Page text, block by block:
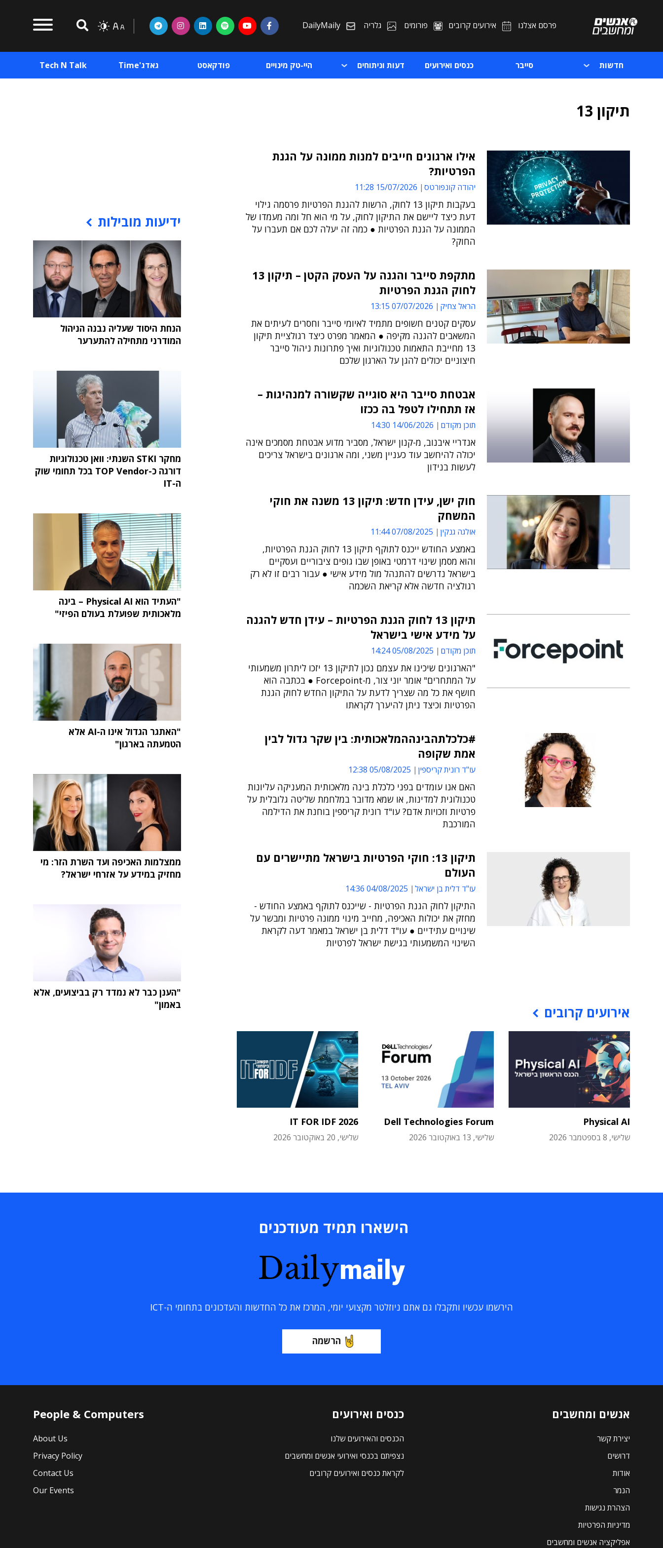
פרסם אצלנו אירועים קרובים פורומים גלריה DailyMaily
חדשות סייבר כנסים ואירועים דעות וניתוחים היי-טק מינויים פודקאסט גאדג'Time Tech N Talk
תיקון 13
אילו ארגונים חייבים למנות ממונה על הגנת
הפרטיות?
יהודה קונפורטס 15/07/2026 11:28
בעקבות תיקון 13 לחוק, הרשות להגנת הפרטיות פרסמה גילוי
דעת כיצד ליישם את התיקון לחוק, על מי הוא חל ומה מעמדו של
הממונה על הגנת הפרטיות ● כמה זה יעלה לכם אם תעברו על
החוק?
מתקפת סייבר והגנה על העסק הקטן – תיקון 13
לחוק הגנת הפרטיות
הראל צחיק 07/07/2026 13:15
עסקים קטנים חשופים מתמיד לאיומי סייבר וחסרים לעיתים את
המשאבים להגנה מקיפה ● המאמר מפרט כיצד רגולציית תיקון
13 מחייבת התאמות טכנולוגיות ואיך פתרונות ניהול סייבר
חיצוניים יכולים להגן על הארגון שלכם
אבטחת סייבר היא סוגייה שקשורה למנהיגות –
אז תתחילו לטפל בה ככזו
תוכן מקודם 14/06/2026 14:30
אנדריי איבנוב, מ-קנון ישראל, מסביר מדוע אבטחת מסמכים אינה
יכולה להיחשב עוד כעניין משני, ומה ארגונים בישראל צריכים
לעשות בנידון
חוק ישן, עידן חדש: תיקון 13 משנה את חוקי
המשחק
אולגה גנקין 07/08/2025 11:44
באמצע החודש ייכנס לתוקף תיקון 13 לחוק הגנת הפרטיות,
והוא מסמן שינוי דרמטי באופן שבו גופים ציבוריים ועסקיים
בישראל נדרשים להתנהל מול מידע אישי ● עבור רבים זו לא רק
רגולציה חדשה אלא קריאת השכמה
תיקון 13 לחוק הגנת הפרטיות – עידן חדש להגנה
על מידע אישי בישראל
תוכן מקודם 05/08/2025 14:24
"הארגונים שיכינו את עצמם נכון לתיקון 13 יזכו ליתרון משמעותי
על המתחרים" אומר יוני צור, מ-Forcepoint ● בכתבה הוא
חושף את כל מה שצריך לדעת על התיקון החדש לחוק הגנת
הפרטיות וכיצד ניתן להיערך לקראתו
#כלכלתהבינההמלאכותית: בין שקר גדול לבין
אמת שקופה
עו"ד רונית קריספין 05/08/2025 12:38
האם אנו עומדים בפני כלכלת בינה מלאכותית המעניקה עליונות
טכנולוגית למדינות, או שמא מדובר במלחמת שליטה גלובלית על
פרטיות וזכויות אדם? עו"ד רונית קריספין בוחנת את הדילמה
המורכבת
תיקון 13: חוקי הפרטיות בישראל מתיישרים עם
העולם
עו"ד דלית בן ישראל 04/08/2025 14:36
התיקון לחוק הגנת הפרטיות - שייכנס לתוקף באמצע החודש -
מחזק את יכולות האכיפה, מחייב מינוי ממונה פרטיות ומבשר על
שינויים עתידיים ● עו"ד דלית בן ישראל במאמר דעה לקראת
השינוי המשמעותי בגישת ישראל לפרטיות
אירועים קרובים
Physical AI
שלישי, 8 בספטמבר 2026
Dell Technologies Forum
שלישי, 13 באוקטובר 2026
IT FOR IDF 2026
שלישי, 20 באוקטובר 2026
ידיעות מובילות
הנחת היסוד שעליה נבנה הניהול
המודרני מתחילה להתערער
מחקר STKI השנתי: וואן טכנולוגיות
דורגה כ-TOP Vendor בכל תחומי שוק
ה-IT
"העתיד הוא Physical AI – בינה
מלאכותית שפועלת בעולם הפיזי"
"האתגר הגדול אינו ה-AI אלא
הטמעתה בארגון"
ממצלמות האכיפה ועד השרת הזר: מי
מחזיק במידע על אזרחי ישראל?
"הענן כבר לא נמדד רק בביצועים, אלא
באמון"
הישארו תמיד מעודכנים
Dailymaily
הירשמו עכשיו ותקבלו גם אתם ניוזלטר מקצועי יומי, המרכז את כל החדשות והעדכונים בתחומי ה-ICT
הרשמה
אנשים ומחשבים
יצירת קשר
דרושים
אודות
הנמר
הצהרת נגישות
מדיניות הפרטיות
אפליקציה אנשים ומחשבים
כנסים ואירועים
הכנסים והאירועים שלנו
נצפיתם בכנסי ואירועי אנשים ומחשבים
לקראת כנסים ואירועים קרובים
People & Computers
About Us
Privacy Policy
Contact Us
Our Events